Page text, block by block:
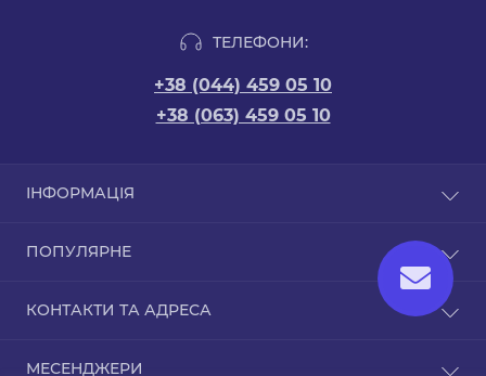
ТЕЛЕФОНИ:
+38 (044) 459 05 10
+38 (063) 459 05 10
ІНФОРМАЦІЯ
Відгуки
Політика конфіденційності
Акційні пропозиції
ПОПУЛЯРНЕ
Паковання для суші
КОНТАКТИ ТА АДРЕСА
МЕСЕНДЖЕРИ